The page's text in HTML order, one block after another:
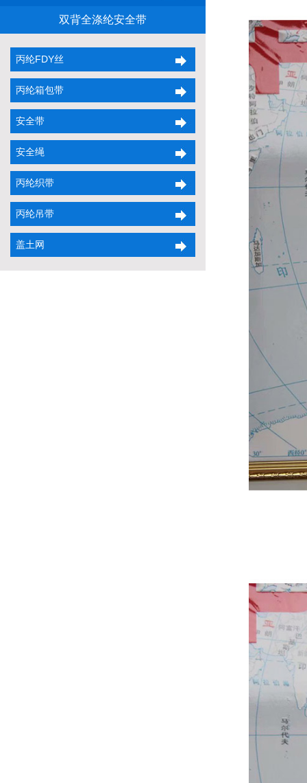
双背全涤纶安全带
丙纶FDY丝
丙纶箱包带
安全带
安全绳
丙纶织带
丙纶吊带
盖土网